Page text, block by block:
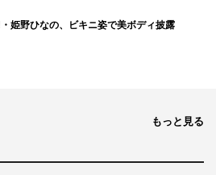
姫野ひなの、ビキニ姿で美ボディ披露
もっと見る